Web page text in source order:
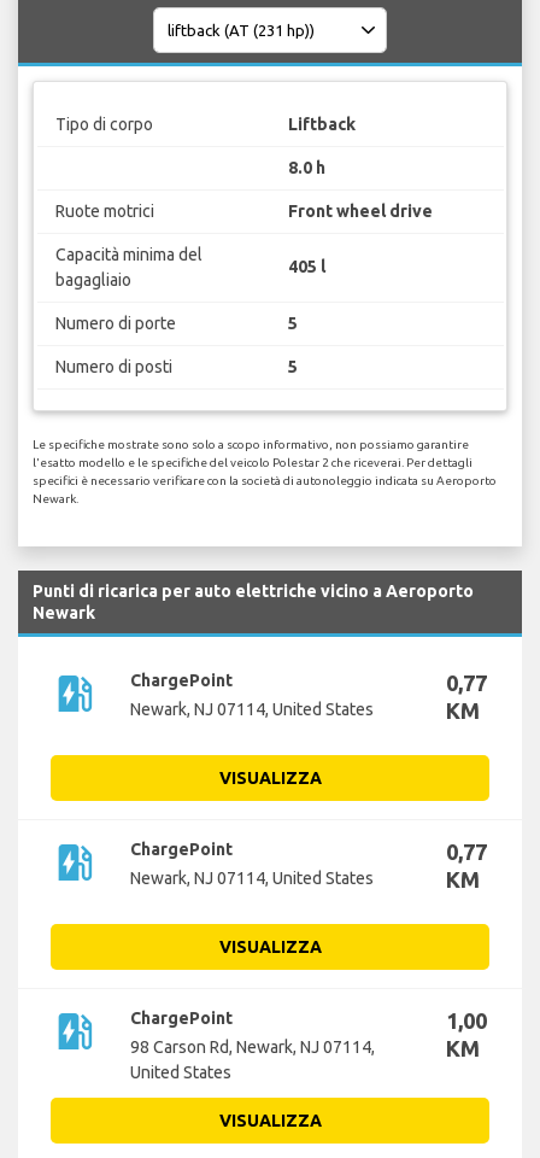
Tipo di corpo Liftback
8.0 h
Ruote motrici Front wheel drive
Capacità minima del
bagagliaio
405 l
Numero di porte 5
Numero di posti 5
Le specifiche mostrate sono solo a scopo informativo, non possiamo garantire
l'esatto modello e le specifiche del veicolo Polestar 2 che riceverai. Per dettagli
specifici è necessario verificare con la società di autonoleggio indicata su Aeroporto
Newark.
Punti di ricarica per auto elettriche vicino a Aeroporto
Newark
ev_station
ChargePoint
Newark, NJ 07114, United States
0,77
KM
VISUALIZZA
ev_station
ChargePoint
Newark, NJ 07114, United States
0,77
KM
VISUALIZZA
ev_station
ChargePoint
98 Carson Rd, Newark, NJ 07114,
United States
1,00
KM
VISUALIZZA